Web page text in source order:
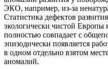
ЭКО, например, из-за
Статистика дефектов
экологически чистой Европы
полностью совпадает с
эпизодически появляется
в одном отдельно взятом
аномалий.